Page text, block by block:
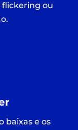
flickering ou
baixas e os